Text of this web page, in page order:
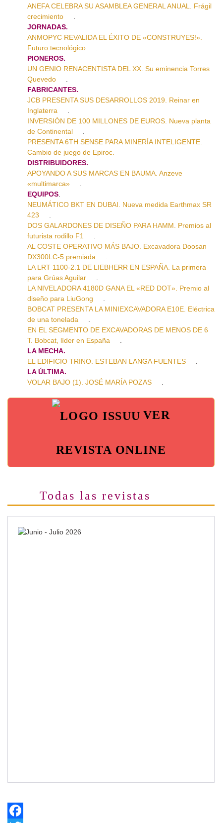
ANEFA CELEBRA SU ASAMBLEA GENERAL ANUAL. Frágil
crecimiento
JORNADAS.
ANMOPYC REVALIDA EL ÉXITO DE «CONSTRUYES!».
Futuro tecnológico
PIONEROS.
UN GENIO RENACENTISTA DEL XX. Su eminencia Torres
Quevedo
FABRICANTES.
JCB PRESENTA SUS DESARROLLOS 2019. Reinar en
Inglaterra
INVERSIÓN DE 100 MILLONES DE EUROS. Nueva planta
de Continental
PRESENTA 6TH SENSE PARA MINERÍA INTELIGENTE.
Cambio de juego de Epiroc.
DISTRIBUIDORES.
APOYANDO A SUS MARCAS EN BAUMA. Anzeve
«multimarca»
EQUIPOS
NEUMÁTICO BKT EN DUBAI. Nueva medida Earthmax SR
423
DOS GALARDONES DE DISEÑO PARA HAMM. Premios al
futurista rodillo F1
AL COSTE OPERATIVO MÁS BAJO. Excavadora Doosan
DX300LC-5 premiada
LA LRT 1100-2.1 DE LIEBHERR EN ESPAÑA. La primera
para Grúas Aguilar
LA NIVELADORA 4180D GANA EL «RED DOT». Premio al
diseño para LiuGong
BOBCAT PRESENTA LA MINIEXCAVADORA E10E. Eléctrica
de una tonelada
EN EL SEGMENTO DE EXCAVADORAS DE MENOS DE 6
T. Bobcat, líder en España
LA MECHA.
EL EDIFICIO TRINO. ESTEBAN LANGA FUENTES
LA ÚLTIMA.
VOLAR BAJO (1). JOSÉ MARÍA POZAS
VER
REVISTA ONLINE
Todas las revistas